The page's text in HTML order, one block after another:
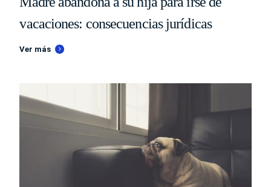
vacaciones: consecuencias jurídicas
Ver más